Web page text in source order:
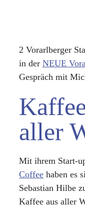
2 Vorarlberger
in der NEUE
Gespräch mit
aller
Mit ihrem Start-
Coffee haben es
Sebastian Hilbe
Kaffee aus aller